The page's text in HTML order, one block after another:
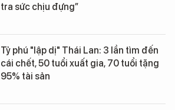
tra sức chịu đựng”
Tỷ phú "lập dị" Thái Lan: 3 lần tìm đến
cái chết, 50 tuổi xuất gia, 70 tuổi tặng
95% tài sản